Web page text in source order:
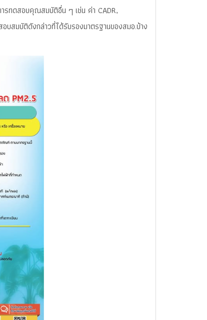
รทดสอบคุณสมบัติอื่น ๆ เช่น ค่า CADR,
บสมบัติดังกล่าวที่ได้รับรองมาตรฐานของสมอ.บ้าง